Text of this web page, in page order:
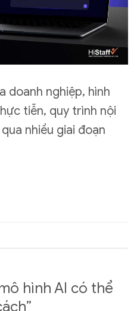
doanh nghiệp, hình
tiễn, quy trình nội
nhiều giai đoạn
hình AI có thể